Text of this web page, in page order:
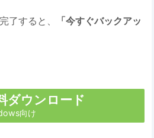
了すると、
「今すぐバックアッ
ダウンロード
向け